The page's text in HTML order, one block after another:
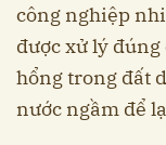
công nghiệp
được xử lý đúng
hổng trong đất
nước ngầm để